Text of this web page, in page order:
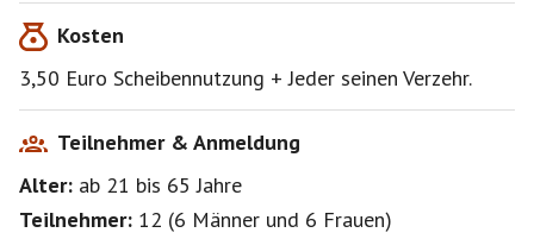
Kosten
3,50 Euro Scheibennutzung + Jeder seinen Verzehr.
Teilnehmer & Anmeldung
Alter: ab 21 bis 65Jahre
Teilnehmer: 12 (6 Männer und 6 Frauen)